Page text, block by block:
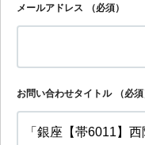
メールアドレス （必須）
お問い合わせタイトル （必須